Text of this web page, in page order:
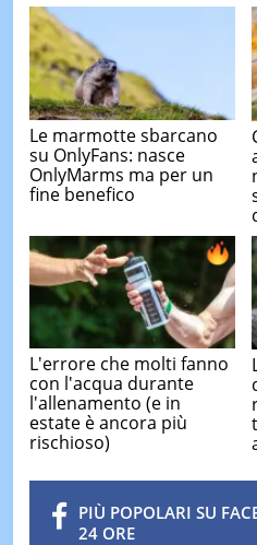
Le marmotte sbarcano
su OnlyFans: nasce
OnlyMarms ma per un
fine benefico
L'errore che molti fanno
con l'acqua durante
l'allenamento (e in
estate è ancora più
rischioso)
PIÙ POPOLARI SU
24 ORE